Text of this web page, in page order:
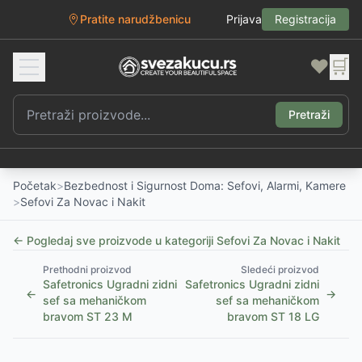
Pratite narudžbenicu Prijava Registracija
❤️ 🛒
Pretraži
Početak>Bezbednost i Sigurnost Doma: Sefovi, Alarmi, Kamere
>Sefovi Za Novac i Nakit
← Pogledaj sve proizvode u kategoriji Sefovi Za Novac i Nakit
←
Prethodni proizvod
Safetronics Ugradni zidni
sef sa mehaničkom
bravom ST 23 M
Sledeći proizvod
Safetronics Ugradni zidni
sef sa mehaničkom
bravom ST 18 LG
→